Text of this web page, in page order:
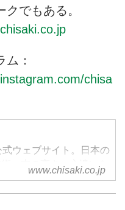
でもある。
ム：
chisa
ウェブサイト。日本の
術、志の高さ、心遣いな
、日本製に重きを置き
レクションより、
www.chisaki.co.jp